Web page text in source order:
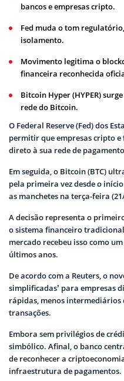
bancos e empresas cripto.
Fed muda o tom
isolamento.
Movimento legitima o
financeira reconhecida
Bitcoin Hyper (HYPER)
rede do Bitcoin.
O Federal Reserve (Fed) dos
permitir que empresas cripto e
direto à sua rede de
Em seguida, o Bitcoin (BTC)
pela primeira vez desde o
as manchetes na terça-feira
A decisão representa o
o sistema financeiro
mercado recebeu isso como
últimos anos.
De acordo com a Reuters, o
simplificadas’ para empresas
rápidas, menos
transações.
Embora sem privilégios de
simbólico. Afinal, o banco
de reconhecer a
infraestrutura de pagamentos.